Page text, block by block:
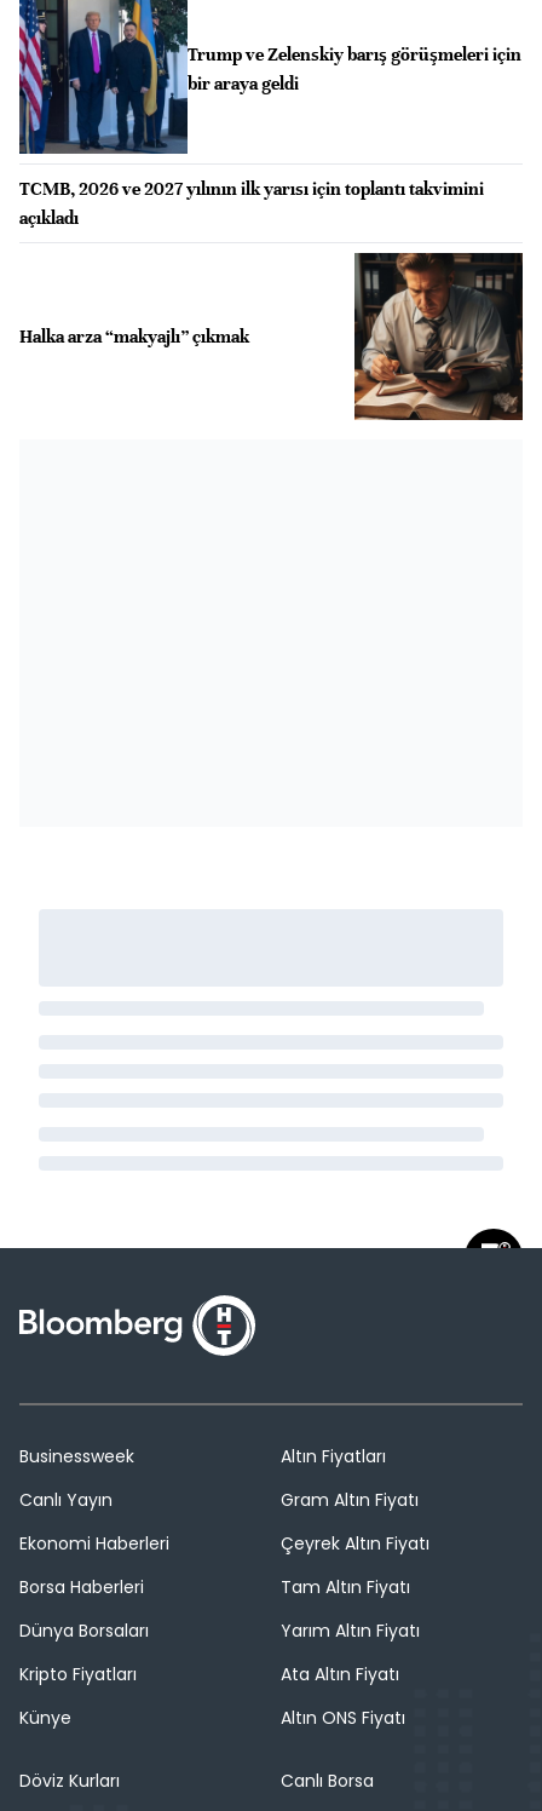
Trump ve Zelenskiy barış görüşmeleri için
bir araya geldi
TCMB, 2026 ve 2027 yılının ilk yarısı için toplantı takvimini
açıkladı
Halka arza “makyajlı” çıkmak
Businessweek
Canlı Yayın
Ekonomi Haberleri
Borsa Haberleri
Dünya Borsaları
Kripto Fiyatları
Künye
Altın Fiyatları
Gram Altın Fiyatı
Çeyrek Altın Fiyatı
Tam Altın Fiyatı
Yarım Altın Fiyatı
Ata Altın Fiyatı
Altın ONS Fiyatı
Döviz Kurları
Canlı Borsa